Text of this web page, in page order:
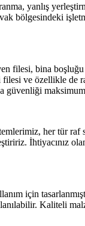
yanlış
bölgesindeki
filesi, bina
ve özellikle de
güvenliği
her tür raf
İhtiyacınız
için
Kaliteli